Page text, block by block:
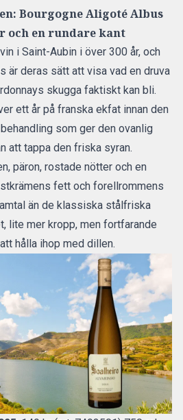
Bourgogne Aligoté Albus
och en rundare kant
i Saint-Aubin i över 300 år, och
är deras sätt att visa vad en druva
skugga faktiskt kan bli.
ett år på franska ekfat innan den
som ger den ovanlig
att tappa den friska syran.
päron, rostade nötter och en
fett och forellrommens
än de klassiska stålfriska
lite mer kropp, men fortfarande
hålla ihop med dillen.